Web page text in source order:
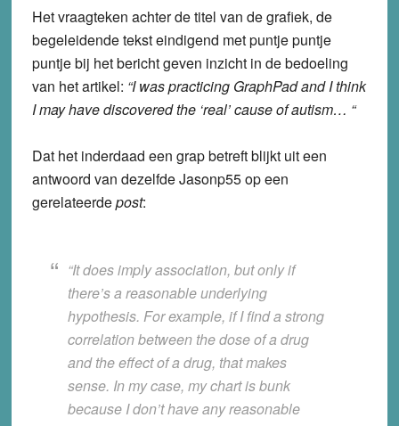
Het vraagteken achter de titel van de grafiek, de
begeleidende tekst eindigend met puntje puntje
puntje bij het bericht geven inzicht in de bedoeling
van het artikel: “I was practicing GraphPad and I think
I may have discovered the ‘real’ cause of autism… “
Dat het inderdaad een grap betreft blijkt uit een
antwoord van dezelfde Jasonp55 op een
gerelateerdepost:
“It does imply association, but only if
there’s a reasonable underlying
hypothesis. For example, if I find a strong
correlation between the dose of a drug
and the effect of a drug, that makes
sense. In my case, my chart is bunk
because I don’t have any reasonable